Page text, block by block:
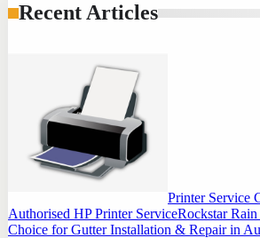
Recent Articles
Printer Service
Authorised HP Printer ServiceRockstar
Choice for Gutter Installation & Repair in